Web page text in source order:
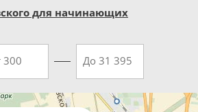
для начинающих